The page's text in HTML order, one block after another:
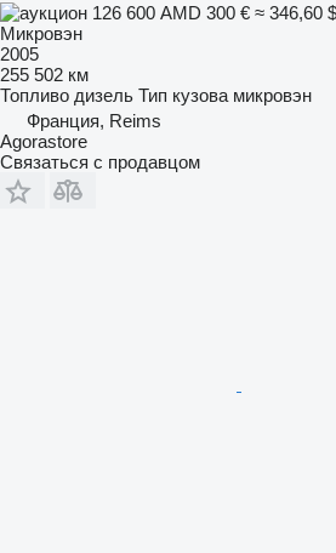
126 600 AMD 300 € ≈ 346,60 $
Микровэн
2005
255 502 км
Топливо дизель Тип кузова микровэн
Франция, Reims
Agorastore
Связаться с продавцом